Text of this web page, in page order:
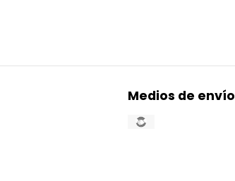
Medios de envío